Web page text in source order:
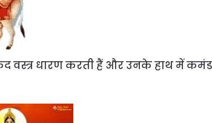
वस्त्र धारण करती हैं और उनके हाथ में